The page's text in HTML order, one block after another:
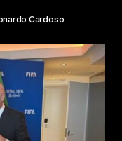
Cardoso